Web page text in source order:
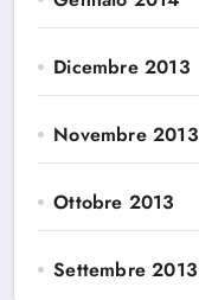
Dicembre 2013
Novembre 2013
Ottobre 2013
Settembre 2013